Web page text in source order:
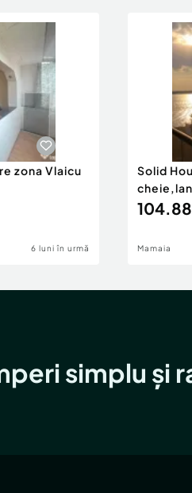
zona Vlaicu
6 luni în urmă
Solid
Mamaia
simplu și